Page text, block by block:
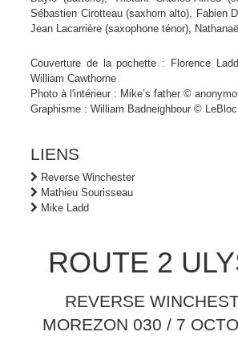
Sébastien Cirotteau (saxhorn alto), Fabien
Jean Lacarrière (saxophone ténor),
Couverture de la pochette : Florence
William Cawthorne
Photo à l'intérieur : Mike’s father ©
Graphisme : William Badneighbour © LeBloc
LIENS
Reverse Winchester
Mathieu Sourisseau
Mike Ladd
ROUTE 2
REVERSE
MOREZON 030 / 7